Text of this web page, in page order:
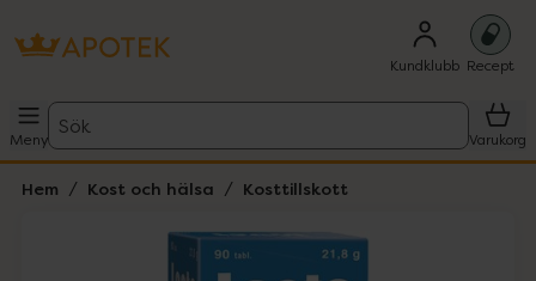
Kundklubb Recept
Meny
Sök
Varukorg
Hem Kost och hälsa Kosttillskott
Lista: . Innehåller 1 objekt.